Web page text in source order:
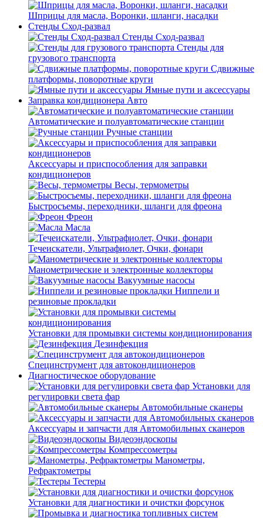
Шприцы для масла, Воронки, шланги, насадки
Стенды Сход-развал
Стенды Сход-развал
Стенды для
грузового транспорта
Сдвижные
платформы, поворотные круги
Ямные пути и аксессуары
Заправка кондиционера Авто
Автоматические и полуавтоматические станции
Ручные станции
Аксессуары и приспособления для заправки
кондиционеров
Весы, термометры
Быстросъемы, переходники, шланги для фреона
Фреон
Масла
Течеискатели, Ультрафиолет, Очки, фонари
Манометрические и электронные коллекторы
Вакуумные насосы
Ниппели и
резиновые прокладки
Установки для промывки системы кондиционирования
Дезинфекция
Специнструмент для автокондиционеров
Диагностическое оборудование
Установки для
регулировки света фар
Автомобильные сканеры
Аксессуары и запчасти для Автомобильных сканеров
Видеоэндоскопы
Компрессометры
Манометры,
Рефрактометры
Тестеры
Установки для диагностики и очистки форсунок